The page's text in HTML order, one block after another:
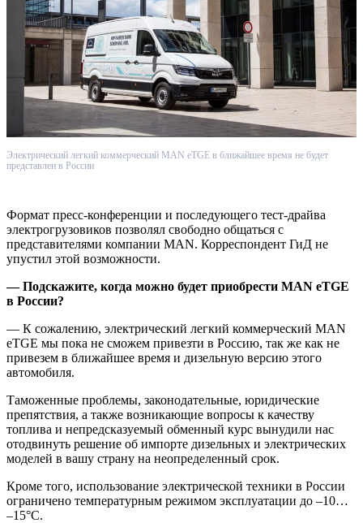
Электрический легкий коммерческий MAN eTGE в ближайшее время не будет
представлен в России
Формат пресс-конференции и последующего тест-драйва
электрогрузовиков позволял свободно общаться с
представителями компании MAN. Корреспондент ГиД не
упустил этой возможности.
— Подскажите, когда можно будет приобрести MAN eTGЕ
в России?
— К сожалению, электрический легкий коммерческий MAN
eTGE мы пока не сможем привезти в Россию, так же как не
привезем в ближайшее время и дизельную версию этого
автомобиля.
Таможенные проблемы, законодательные, юридические
препятствия, а также возникающие вопросы к качеству
топлива и непредсказуемый обменный курс вынудили нас
отодвинуть решение об импорте дизельных и электрических
моделей в вашу страну на неопределенный срок.
Кроме того, использование электрической техники в России
ограничено температурным режимом эксплуатации до –10…
–15°С.